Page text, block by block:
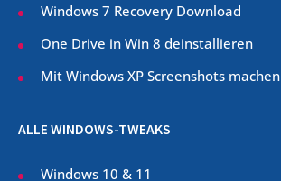
Windows 7 Recovery Download
One Drive in Win 8 deinstallieren
Mit Windows XP Screenshots machen
ALLE WINDOWS-TWEAKS
Windows 10 & 11